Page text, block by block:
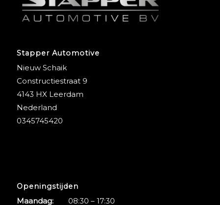
Stapper Automotive
Nieuw Schaik
Constructiestraat 9
4143 HX Leerdam
Nederland
0345745420
Openingstijden
Maandag:
08:30 – 17:30